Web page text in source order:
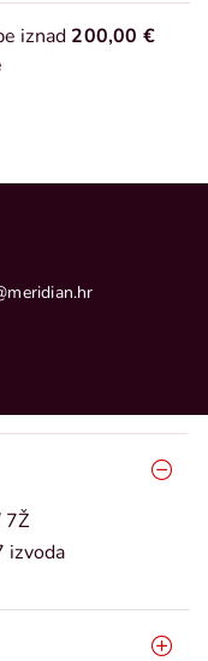
iznad 200,00 €
7Ž
izvoda